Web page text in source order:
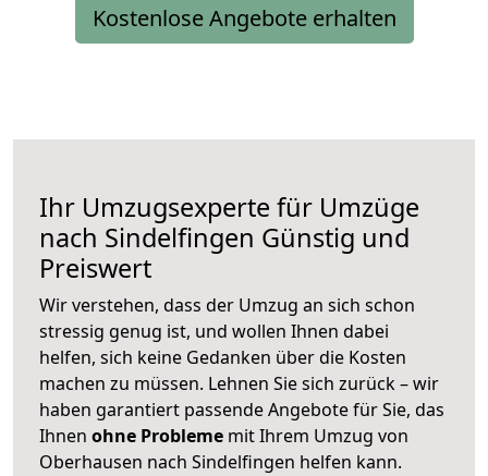
Kostenlose Angebote erhalten
Ihr Umzugsexperte für Umzüge
nach Sindelfingen Günstig und
Preiswert
Wir verstehen, dass der Umzug an sich schon
stressig genug ist, und wollen Ihnen dabei
helfen, sich keine Gedanken über die Kosten
machen zu müssen. Lehnen Sie sich zurück – wir
haben garantiert passende Angebote für Sie, das
Ihnen ohne Probleme mit Ihrem Umzug von
Oberhausen nach Sindelfingen helfen kann.